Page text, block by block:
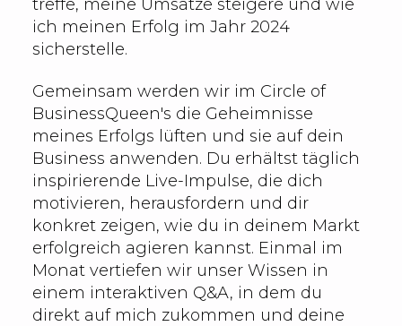
treffe, meine Umsätze steigere und wie
ich meinen Erfolg im Jahr 2024
sicherstelle.
Gemeinsam werden wir im Circle of
BusinessQueen's die Geheimnisse
meines Erfolgs lüften und sie auf dein
Business anwenden. Du erhältst täglich
inspirierende Live-Impulse, die dich
motivieren, herausfordern und dir
konkret zeigen, wie du in deinem Markt
erfolgreich agieren kannst. Einmal im
Monat vertiefen wir unser Wissen in
einem interaktiven Q&A, in dem du
direkt auf mich zukommen und deine